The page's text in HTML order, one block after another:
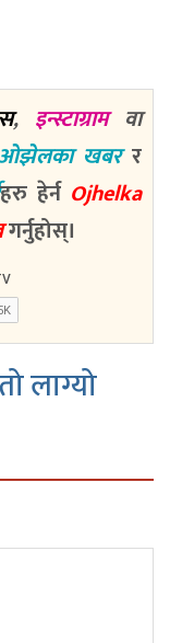
, इन्स्टाग्रामवा
खबरर
हरु हेर्न Ojhelka
गर्नुहोस्।
लाग्यो